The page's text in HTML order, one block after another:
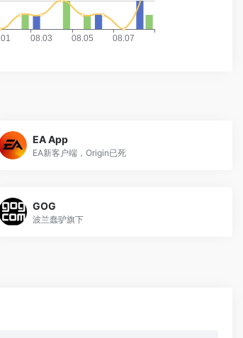
EA App
EA新客户端，Origin已死
GOG
波兰蠢驴旗下